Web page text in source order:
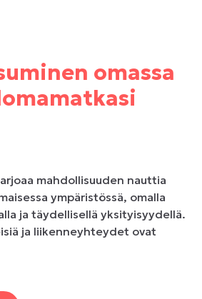
omassa
mahdollisuuden nauttia
ympäristössä, omalla
ja täydellisellä yksityisyydellä.
ja liikenneyhteydet ovat